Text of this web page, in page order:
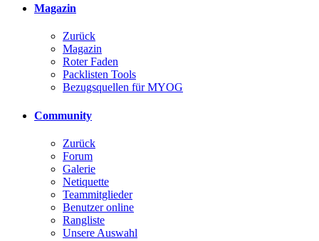
Magazin
Zurück
Magazin
Roter Faden
Packlisten Tools
Bezugsquellen für MYOG
Community
Zurück
Forum
Galerie
Netiquette
Teammitglieder
Benutzer online
Rangliste
Unsere Auswahl